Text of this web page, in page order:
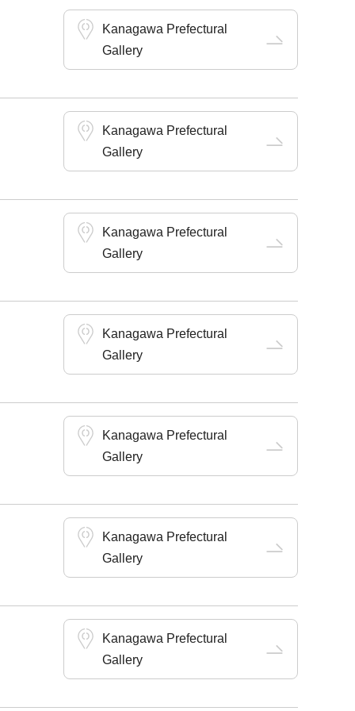
Kanagawa Prefectural
Gallery
Kanagawa Prefectural
Gallery
Kanagawa Prefectural
Gallery
Kanagawa Prefectural
Gallery
Kanagawa Prefectural
Gallery
Kanagawa Prefectural
Gallery
Kanagawa Prefectural
Gallery